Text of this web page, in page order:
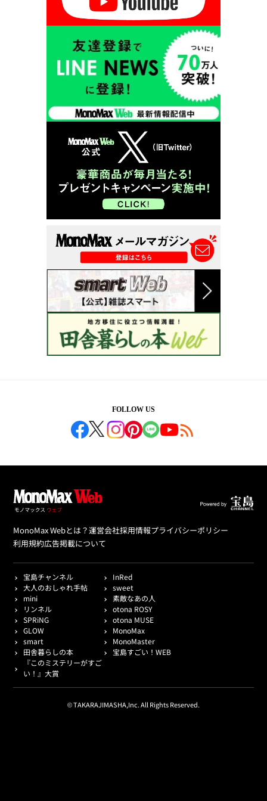
FOLLOW US
MonoMax Webとは？運営会社採用情報プライバシーポリシー
利用規約広告掲載について
宝島チャンネル
InRed
大人のおしゃれ手帖
sweet
mini
素敵なあの人
リンネル
otona ROSY
SPRiNG
otona MUSE
GLOW
MonoMax
smart
MonoMaster
田舎暮らしの本
宝島すごい！WEB
『このミステリーがすご
い！』大賞
© TAKARAJIMASHA,Inc. All Rights Reserved.